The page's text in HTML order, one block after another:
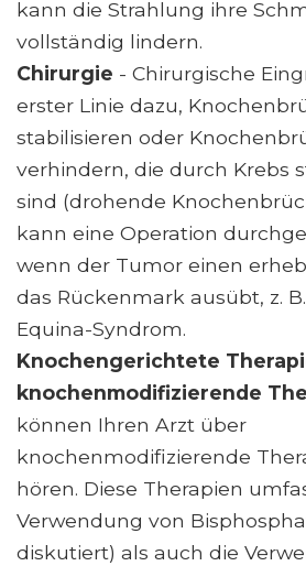
kann die Strahlung ihre
vollständig lindern.
Chirurgie - Chirurgische
erster Linie dazu,
stabilisieren oder
verhindern, die durch Krebs
sind (drohende
kann eine Operation
wenn der Tumor einen
das Rückenmark ausübt, z.
Equina-Syndrom.
Knochengerichtete
knochenmodifizierende
können Ihren Arzt über
knochenmodifizierende
hören. Diese Therapien
Verwendung von
diskutiert) als auch die